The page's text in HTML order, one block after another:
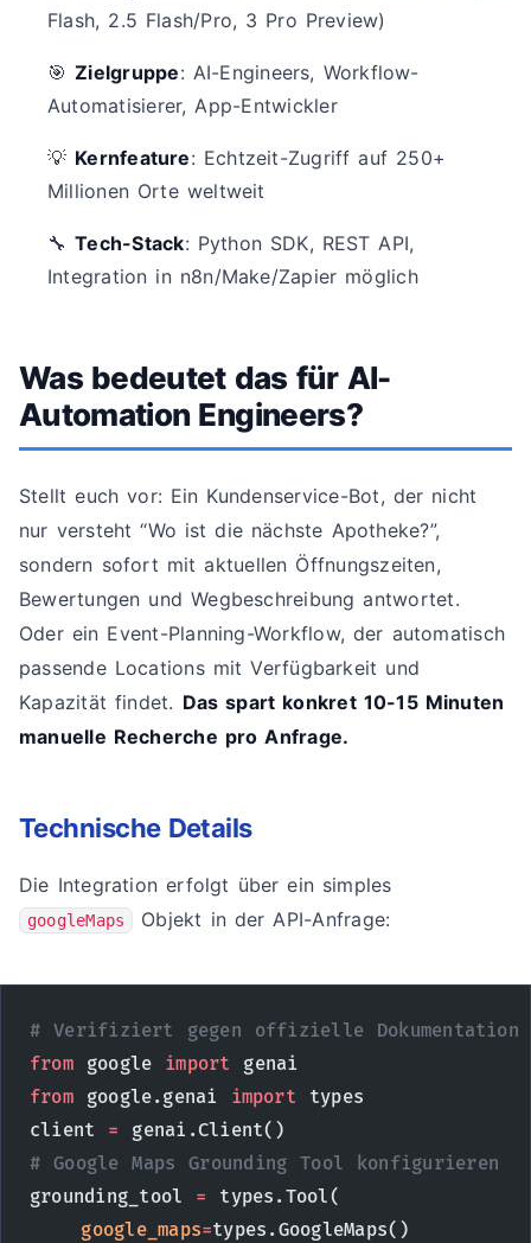
Flash, 2.5 Flash/Pro, 3 Pro Preview)
🎯Zielgruppe: AI-Engineers, Workflow-
Automatisierer, App-Entwickler
💡 Kernfeature: Echtzeit-Zugriff auf 250+
Millionen Orte weltweit
🔧Tech-Stack: Python SDK, REST API,
Integration in n8n/Make/Zapier möglich
Was bedeutet das für AI-
Automation Engineers?
Stellt euch vor: Ein Kundenservice-Bot, der nicht
nur versteht “Wo ist die nächste Apotheke?”,
sondern sofort mit aktuellen Öffnungszeiten,
Bewertungen und Wegbeschreibung antwortet.
Oder ein Event-Planning-Workflow, der automatisch
passende Locations mit Verfügbarkeit und
Kapazität findet. Das spart konkret 10-15 Minuten
manuelle Recherche pro Anfrage.
Technische Details
Die Integration erfolgt über ein simples
googleMaps Objekt in der API-Anfrage:
# Verifiziert gegen offizielle Dokumentation
from google import genai
from google.genai import types
client = genai.Client()
# Google Maps Grounding Tool konfigurieren
grounding_tool = types.Tool(
    google_maps
=types.GoogleMaps()